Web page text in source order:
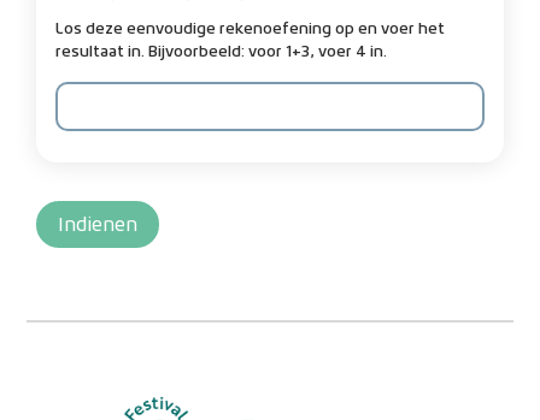
Los deze eenvoudige rekenoefening op en voer het
resultaat in. Bijvoorbeeld: voor 1+3, voer 4 in.